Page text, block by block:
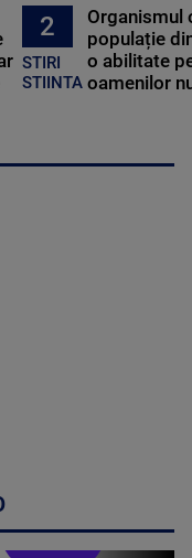
2
STIRI
STIINTA
Organismul
populație
o abilitate
oamenilor